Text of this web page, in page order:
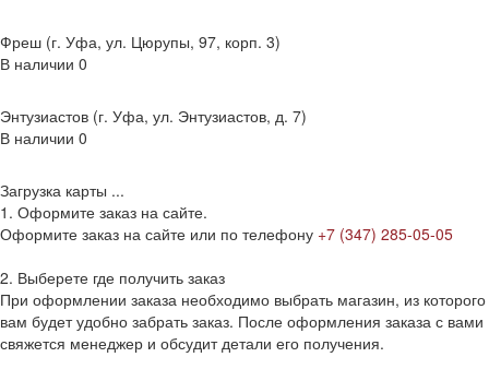
Фреш (г‌. Уфа, ул. Цюрупы, 97, корп. 3)
В наличии 0
Энтузиастов (г. Уфа, ул. Энтузиастов, д. 7)
В наличии 0
Загрузка карты ...
1. Оформите заказ на сайте.
Оформите заказ на сайте или по телефону +7 (347) 285-05-05
2. Выберете где получить заказ
При оформлении заказа необходимо выбрать магазин, из которого
вам будет удобно забрать заказ. После оформления заказа с вами
свяжется менеджер и обсудит детали его получения.